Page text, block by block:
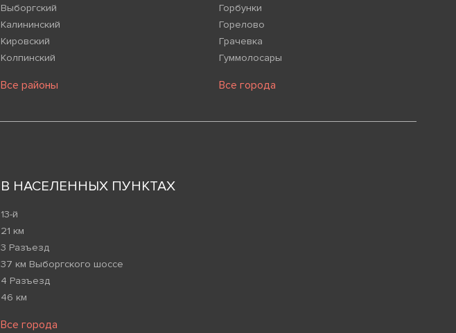
Выборгский
Калининский
Кировский
Колпинский
Все районы
Горбунки
Горелово
Грачевка
Гуммолосары
Все города
В НАСЕЛЕННЫХ ПУНКТАХ
13-й
21 км
3 Разъезд
37 км Выборгского шоссе
4 Разъезд
46 км
Все города